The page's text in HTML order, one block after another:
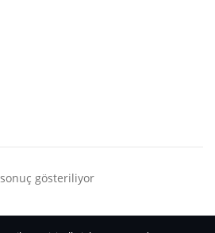
gösteriliyor